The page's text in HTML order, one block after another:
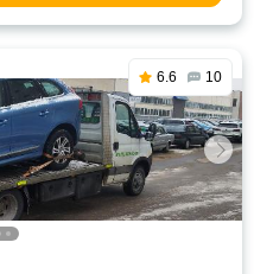
6.6 10